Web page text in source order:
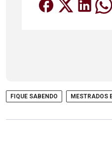
FIQUE SABENDO MESTRADOS